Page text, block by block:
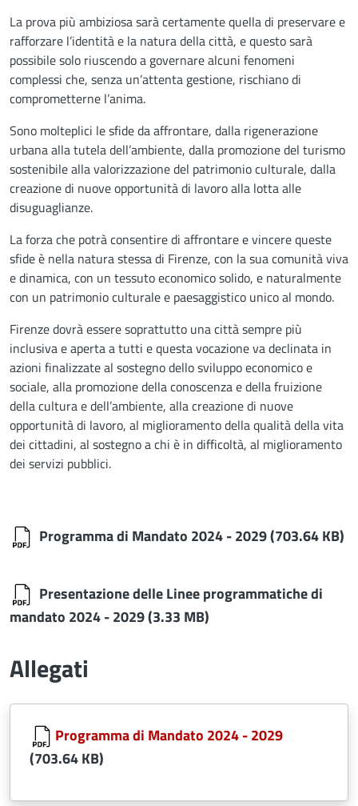
La prova più ambiziosa sarà certamente quella di preservare e
rafforzare l’identità e la natura della città, e questo sarà
possibile solo riuscendo a governare alcuni fenomeni
complessi che, senza un’attenta gestione, rischiano di
comprometterne l’anima.
Sono molteplici le sfide da affrontare, dalla rigenerazione
urbana alla tutela dell’ambiente, dalla promozione del turismo
sostenibile alla valorizzazione del patrimonio culturale, dalla
creazione di nuove opportunità di lavoro alla lotta alle
disuguaglianze.
La forza che potrà consentire di affrontare e vincere queste
sfide è nella natura stessa di Firenze, con la sua comunità viva
e dinamica, con un tessuto economico solido, e naturalmente
con un patrimonio culturale e paesaggistico unico al mondo.
Firenze dovrà essere soprattutto una città sempre più
inclusiva e aperta a tutti e questa vocazione va declinata in
azioni finalizzate al sostegno dello sviluppo economico e
sociale, alla promozione della conoscenza e della fruizione
della cultura e dell’ambiente, alla creazione di nuove
opportunità di lavoro, al miglioramento della qualità della vita
dei cittadini, al sostegno a chi è in difficoltà, al miglioramento
dei servizi pubblici.
Programma di Mandato 2024 - 2029(703.64 KB)
Presentazione delle Linee programmatiche di
mandato 2024 - 2029(3.33 MB)
Allegati
Document
Programma di Mandato 2024 - 2029
(703.64 KB)